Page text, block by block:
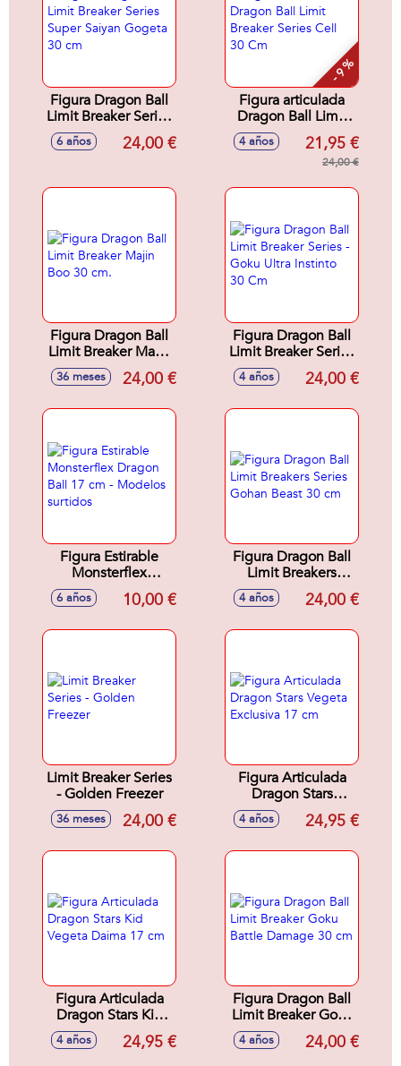
Figura Dragon Ball
Limit Breaker Series
Super Saiyan
Gogeta 30 cm
6 años 24,00 €
- 9 %
Figura articulada
Dragon Ball Limit
Breaker Series Cell
30 Cm
4 años 21,95 €
24,00 €
Figura Dragon Ball
Limit Breaker Majin
Boo 30 cm.
36 meses 24,00 €
Figura Dragon Ball
Limit Breaker Series
- Goku Ultra Instinto
30 Cm
4 años 24,00 €
Figura Estirable
Monsterflex
Dragon Ball 17 cm -
Modelos surtidos
6 años 10,00 €
Figura Dragon Ball
Limit Breakers
Series Gohan Beast
30 cm
4 años 24,00 €
Limit Breaker Series
- Golden Freezer
36 meses 24,00 €
Figura Articulada
Dragon Stars
Vegeta Exclusiva
17 cm
4 años 24,95 €
Figura Articulada
Dragon Stars Kid
Vegeta Daima 17
4 años 24,95 €
Figura Dragon Ball
Limit Breaker Goku
Battle Damage 30
4 años 24,00 €